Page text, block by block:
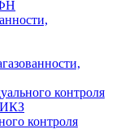
контроля
контроля